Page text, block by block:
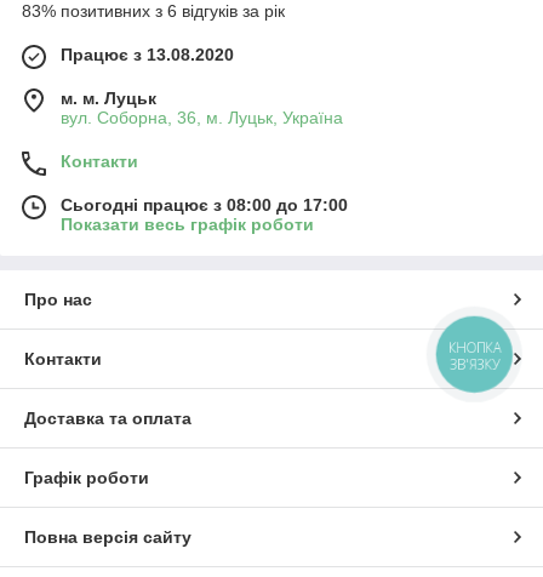
83% позитивних з 6 відгуків за рік
Працює з 13.08.2020
м. м. Луцьк
вул. Соборна, 36, м. Луцьк, Україна
Контакти
Сьогодні працює з 08:00 до 17:00
Показати весь графік роботи
Про нас
Контакти
Доставка та оплата
Графік роботи
Повна версія сайту
КНОПКА
ЗВ'ЯЗКУ